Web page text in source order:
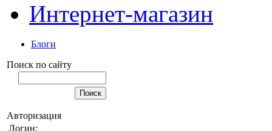
Интернет-магазин
Блоги
Поиск по сайту
Авторизация
Логин: